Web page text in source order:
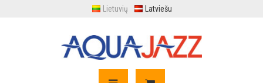
Lietuvių Latviešu